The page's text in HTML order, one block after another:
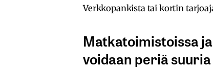
Verkkopankista tai kortin
Matkatoimistoissa
voidaan periä